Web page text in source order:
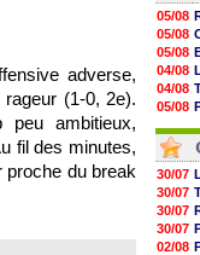
adverse,
(1-0, 2e).
ambitieux,
fil des minutes,
proche du break
05/08
05/08
05/08
05/08
05/08
05/08
05/08
05/08
05/08
05/08
05/08
05/08
05/08
05/08
05/08
05/08
05/08
04/08
04/08
05/08
04/08
30/07
30/07
30/07
30/07
02/08